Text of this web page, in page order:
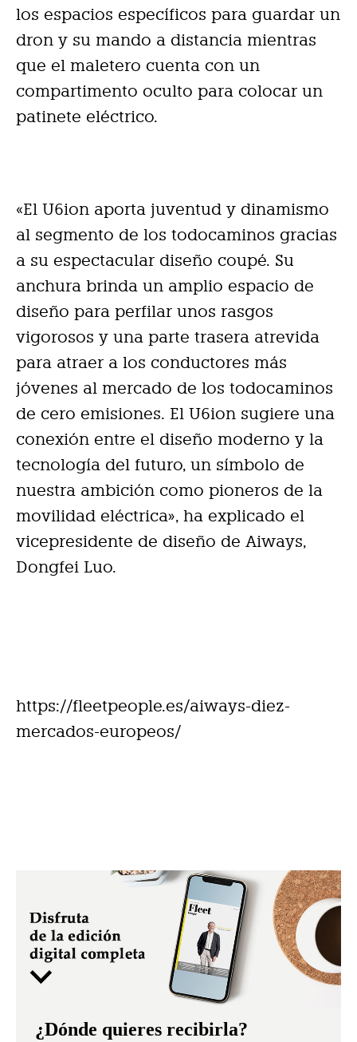
los espacios específicos para guardar un
dron y su mando a distancia mientras
que el maletero cuenta con un
compartimento oculto para colocar un
patinete eléctrico.
«El U6ion aporta juventud y dinamismo
al segmento de los todocaminos gracias
a su espectacular diseño coupé. Su
anchura brinda un amplio espacio de
diseño para perfilar unos rasgos
vigorosos y una parte trasera atrevida
para atraer a los conductores más
jóvenes al mercado de los todocaminos
de cero emisiones. El U6ion sugiere una
conexión entre el diseño moderno y la
tecnología del futuro, un símbolo de
nuestra ambición como pioneros de la
movilidad eléctrica», ha explicado el
vicepresidente de diseño de Aiways,
Dongfei Luo.
https://fleetpeople.es/aiways-diez-
mercados-europeos/
¿Dónde quieres recibirla?